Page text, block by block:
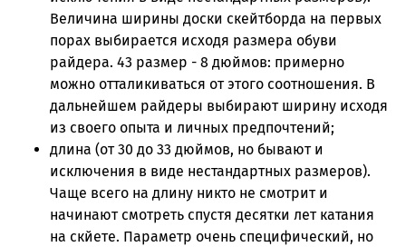
Величина ширины доски скейтборда на первых
порах выбирается исходя размера обуви
райдера. 43 размер - 8 дюймов: примерно
можно отталикиваться от этого соотношения. В
дальнейшем райдеры выбирают ширину исходя
из своего опыта и личных предпочтений;
длина (от 30 до 33 дюймов, но бывают и
исключения в виде нестандартных размеров).
Чаще всего на длину никто не смотрит и
начинают смотреть спустя десятки лет катания
на скйете. Параметр очень специфический, но